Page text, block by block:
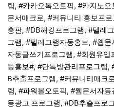
램, #카카오톡오토픽, #카지노
문서매크로, #커뮤니티 홍보프
총판, #DB해킹프로그램, #텔레
그램, #텔레그램자동홍보, #웹
자동글쓰기프로그램, #회원유
동홍보#, #단톡방관리프로그램,
B추출프로그램, #커뮤니티매크
램, #파워볼오토픽, #웹문서자
동광고 프로그램, #DB추출프로